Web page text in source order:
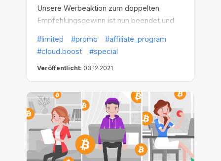
Unsere Werbeaktion zum doppelten
Empfehlungsgewinn ist nun beendet und
teilgenommen haben. Der doppelte Gewinn
ist schön und gut, aber nicht genug
Deshalb starten wir ein neues, noch
großzügigeres Angebot, das bis Ende 2021
gilt! Sie erhalten jetzt den dreifachen
Gewinn für alle Ebenen Ihres
Empfehlungsnetzwerks! Wie klingt das?
#limited #promo
#affiliate_program
#cloud.boost
#special
Veröffentlicht: 03.12.2021